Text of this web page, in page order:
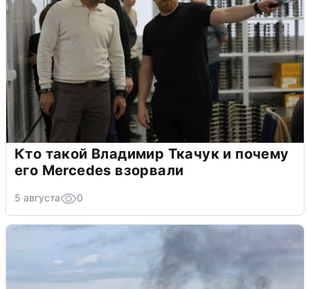
Кто такой Владимир Ткачук и почему
его Mercedes взорвали
5 августа 0